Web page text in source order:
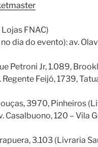
FNAC)
dia do evento): av.
Petroni Jr, 1.089,
Feijó, 1739,
3970, Pinheiros
Casalbuono, 120 – Vila
3.103 (Livraria